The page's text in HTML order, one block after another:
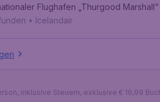
Flughafen „Thurgood
• Icelandair
inklusive Steuern, exklusive € 19,99